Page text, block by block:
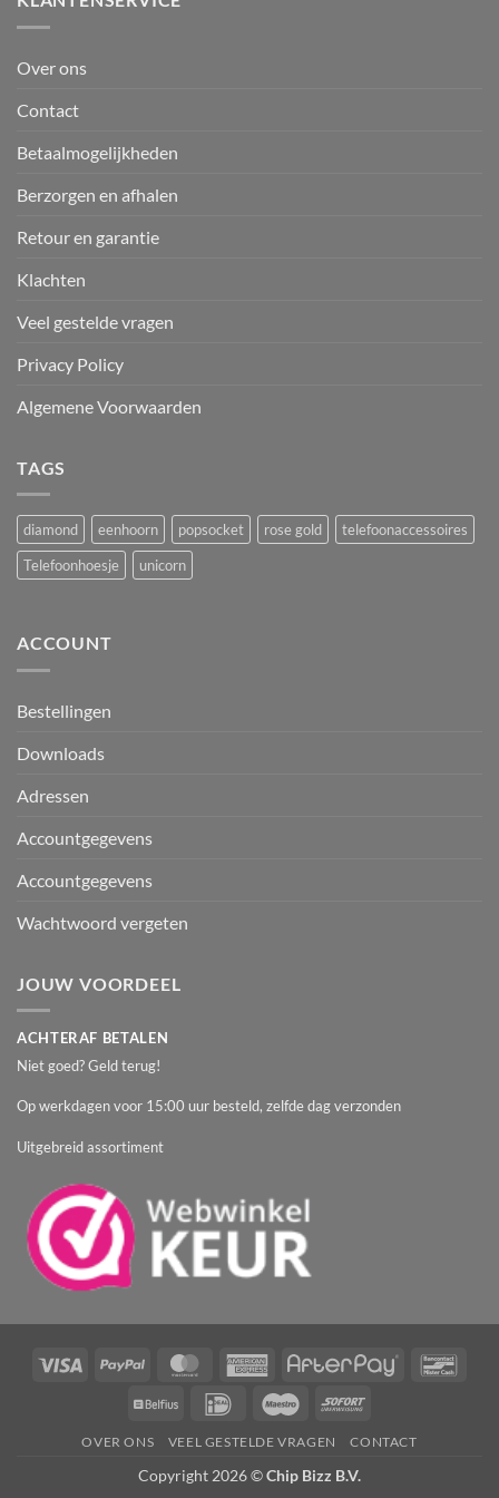
Over ons
Contact
Betaalmogelijkheden
Berzorgen en afhalen
Retour en garantie
Klachten
Veel gestelde vragen
Privacy Policy
Algemene Voorwaarden
TAGS
diamond eenhoorn popsocket rose gold
telefoonaccessoires
Telefoonhoesje
unicorn
ACCOUNT
Bestellingen
Downloads
Adressen
Accountgegevens
Accountgegevens
Wachtwoord vergeten
JOUW VOORDEEL
ACHTERAF BETALEN
Niet goed? Geld terug!
Op werkdagen voor 15:00 uur besteld, zelfde dag verzonden
Uitgebreid assortiment
Visa PayPal MasterCardAmerican
AfterPay
Belfius IDeal Maestro Sofort
OVER ONS VEEL GESTELDE VRAGEN CONTACT
Copyright 2026 ©Chip Bizz B.V.